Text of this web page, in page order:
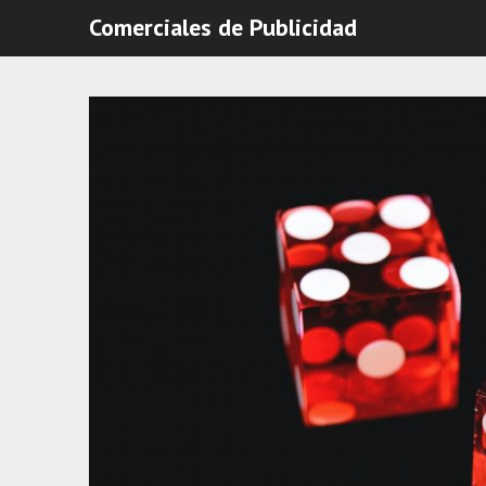
Comerciales de Publicidad